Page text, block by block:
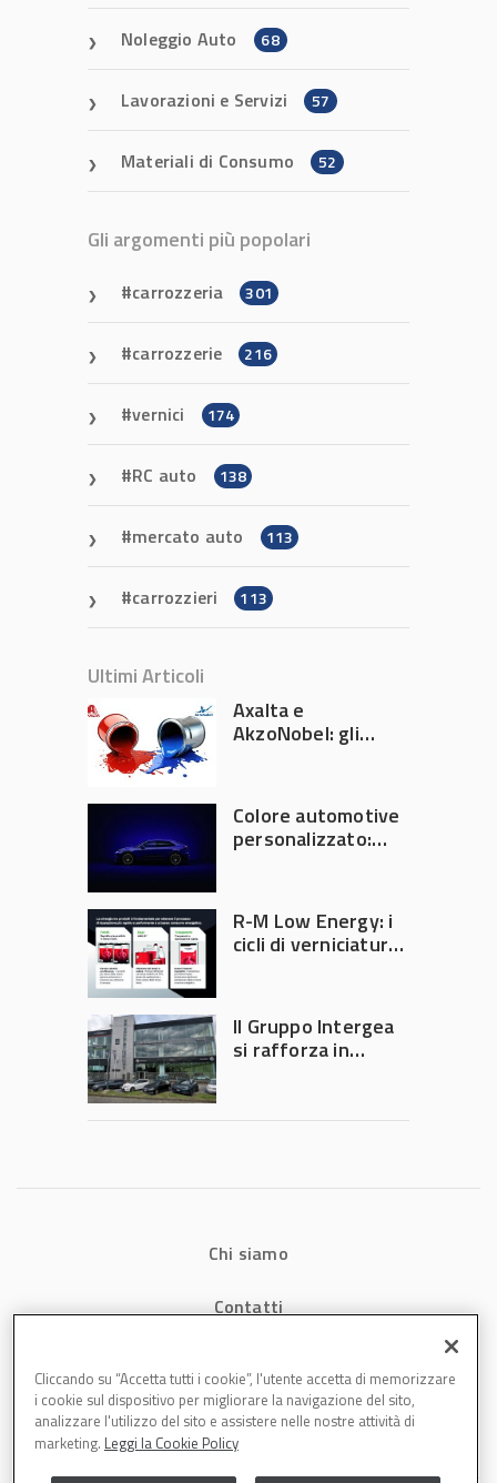
Noleggio Auto 68
Lavorazioni e Servizi 57
Materiali di Consumo 52
Gli argomenti più popolari
carrozzeria 301
carrozzerie 216
vernici 174
RC auto 138
mercato auto 113
carrozzieri 113
Ultimi Articoli
Axalta e
AkzoNobel: gli
Colore automotive
personalizzato:
diventa ingegneria
di precisione
R-M Low Energy: i
cicli di verniciatura
tempi e costi in
carrozzeria
Il Gruppo Intergea
si rafforza in
Chi siamo
Contatti
Cookies
Cliccando su “Accetta tutti i cookie”, l'utente accetta di memorizzare
i cookie sul dispositivo per migliorare la navigazione del sito,
analizzare l'utilizzo del sito e assistere nelle nostre attività di
marketing. Leggi la Cookie Policy